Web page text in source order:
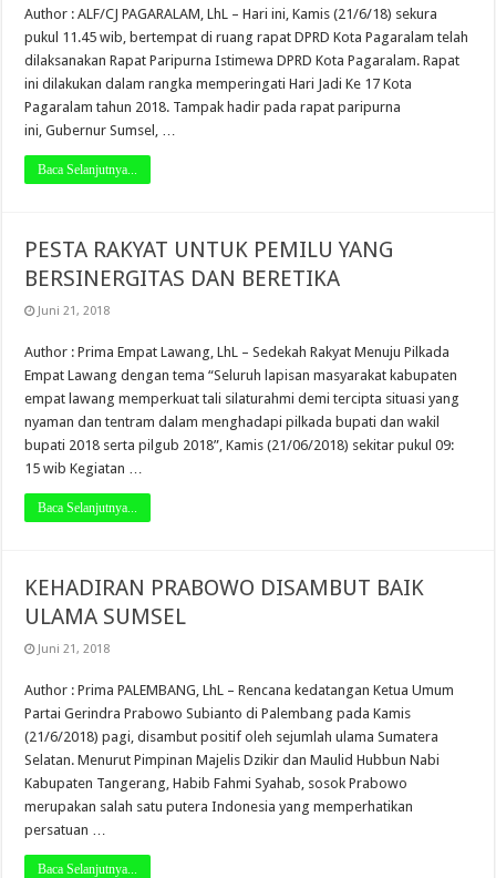
Author : ALF/CJ PAGARALAM, LhL – Hari ini, Kamis (21/6/18) sekura
pukul 11.45 wib, bertempat di ruang rapat DPRD Kota Pagaralam telah
dilaksanakan Rapat Paripurna Istimewa DPRD Kota Pagaralam. Rapat
ini dilakukan dalam rangka memperingati Hari Jadi Ke 17 Kota
Pagaralam tahun 2018. Tampak hadir pada rapat paripurna
ini, Gubernur Sumsel, …
Baca Selanjutnya...
PESTA RAKYAT UNTUK PEMILU YANG
BERSINERGITAS DAN BERETIKA
Juni 21, 2018
Author : Prima Empat Lawang, LhL – Sedekah Rakyat Menuju Pilkada
Empat Lawang dengan tema “Seluruh lapisan masyarakat kabupaten
empat lawang memperkuat tali silaturahmi demi tercipta situasi yang
nyaman dan tentram dalam menghadapi pilkada bupati dan wakil
bupati 2018 serta pilgub 2018”, Kamis (21/06/2018) sekitar pukul 09:
15 wib Kegiatan …
Baca Selanjutnya...
KEHADIRAN PRABOWO DISAMBUT BAIK
ULAMA SUMSEL
Juni 21, 2018
Author : Prima PALEMBANG, LhL – Rencana kedatangan Ketua Umum
Partai Gerindra Prabowo Subianto di Palembang pada Kamis
(21/6/2018) pagi, disambut positif oleh sejumlah ulama Sumatera
Selatan. Menurut Pimpinan Majelis Dzikir dan Maulid Hubbun Nabi
Kabupaten Tangerang, Habib Fahmi Syahab, sosok Prabowo
merupakan salah satu putera Indonesia yang memperhatikan
persatuan …
Baca Selanjutnya...